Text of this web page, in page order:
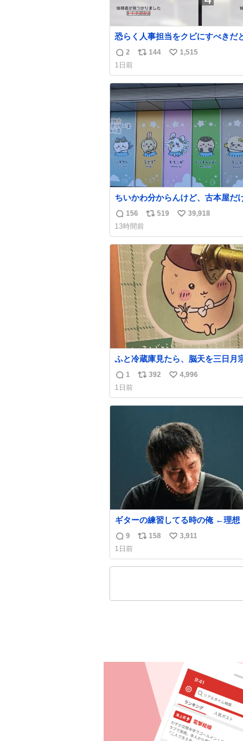
恐らく人事担当をクビにすべきだ
るが‥‥‥
返
信
数
2
リ
ス
ト
144
い
ね
数
1,515
1日前
ちいかわ分からんけど、古本屋だ
前になってるのはどういうこと？
返
信
数
156
リ
ス
ト
数
519
い
ね
39,918
13時間前
ふと冷蔵庫見たら、脳天を三日月
刺されてるくりまんじゅうパイセ
返
信
数
1
リ
ス
392
い
ね
4,996
1日前
ギターの練習してる時の俺 ←理
返
信
数
9
リ
ス
158
い
ね
3,911
1日前